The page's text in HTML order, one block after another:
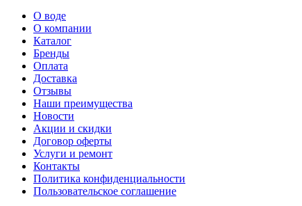
О воде
О компании
Каталог
Бренды
Оплата
Доставка
Отзывы
Наши преимущества
Новости
Акции и скидки
Договор оферты
Услуги и ремонт
Контакты
Политика конфиденциальности
Пользовательское соглашение